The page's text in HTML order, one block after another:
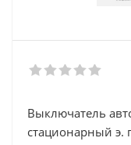
Выключатель
стационарный э.